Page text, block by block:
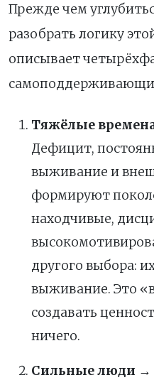
Прежде чем
разобрать логику
описывает
Тяжёлые
Дефицит,
выживание и
формируют
находчивые,
другого выбора:
выживание. Это
создавать
ничего.
Сильные люди →